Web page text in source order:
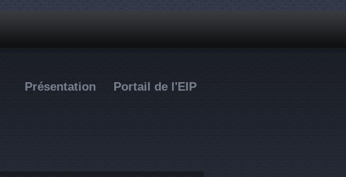
Présentation Portail de l'EIP